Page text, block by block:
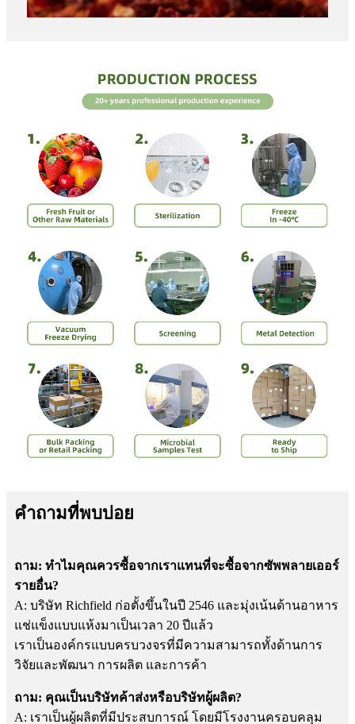
คำถามที่พบบ่อย
ถาม: ทำไมคุณควรซื้อจากเราแทนที่จะซื้อจากซัพพลายเออร์
รายอื่น?
A: บริษัท Richfield ก่อตั้งขึ้นในปี 2546 และมุ่งเน้นด้านอาหาร
แช่แข็งแบบแห้งมาเป็นเวลา 20 ปีแล้ว
เราเป็นองค์กรแบบครบวงจรที่มีความสามารถทั้งด้านการ
วิจัยและพัฒนา การผลิต และการค้า
ถาม: คุณเป็นบริษัทค้าส่งหรือบริษัทผู้ผลิต?
A: เราเป็นผู้ผลิตที่มีประสบการณ์ โดยมีโรงงานครอบคลุม